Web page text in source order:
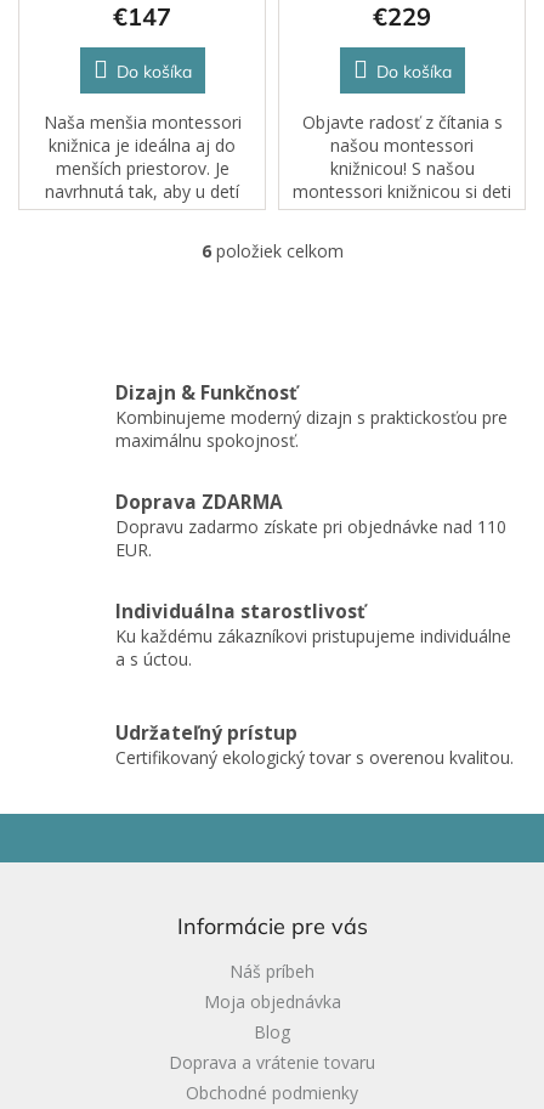
€147
Do košíka
Naša menšia montessori
knižnica je ideálna aj do
menších priestorov. Je
navrhnutá tak, aby u detí
stimulovala nezávislosť a
€229
Do košíka
Objavte radosť z čítania s
našou montessori
knižnicou! S našou
montessori knižnicou si deti
môžu jednoducho vybrať
tak si zabezpečíte pútavé
O
c
i
e
r
v
k
ý
p
6položiek celkom
Dizajn & Funkčnosť
Kombinujeme moderný dizajn s praktickosťou pre
maximálnu spokojnosť.
Doprava ZDARMA
Dopravu zadarmo získate pri objednávke nad 110
EUR.
Individuálna starostlivosť
Ku každému zákazníkovi pristupujeme individuálne
a s úctou.
Udržateľný prístup
Certifikovaný ekologický tovar s overenou kvalitou.
Informácie pre vás
Náš príbeh
Moja objednávka
Blog
Doprava a vrátenie tovaru
Obchodné podmienky